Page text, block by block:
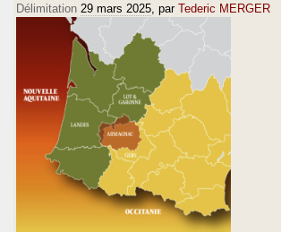
Délimitation 29 mars 2025 , par Tederic MERGER